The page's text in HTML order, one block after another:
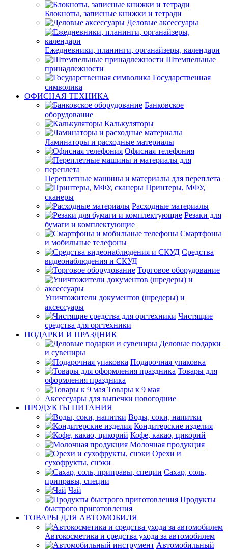
Блокноты, записные книжки и тетради
Деловые аксессуары
Ежедневники, планинги, органайзеры, календари
Штемпельные
принадлежности
Государственная
символика
ОФИСНАЯ ТЕХНИКА
Банковское
оборудование
Калькуляторы
Ламинаторы и расходные материалы
Офисная телефония
Переплетные машины и материалы для переплета
Принтеры, МФУ,
сканеры
Расходные материалы
Резаки для
бумаги и комплектующие
Смартфоны
и мобильные телефоны
Средства
видеонаблюдения и СКУД
Торговое оборудование
Уничтожители документов (шредеры) и
аксессуары
Чистящие
средства для оргтехники
ПОДАРКИ И ПРАЗДНИК
Деловые подарки
и сувениры
Подарочная упаковка
Товары для
оформления праздника
Товары к 9 мая
Аксессуары для выпечки новогодние
ПРОДУКТЫ ПИТАНИЯ
Воды, соки, напитки
Кондитерские изделия
Кофе, какао, цикорий
Молочная продукция
Орехи и
сухофрукты, снэки
Сахар, соль,
приправы, специи
Чай
Продукты
быстрого приготовления
ТОВАРЫ ДЛЯ АВТОМОБИЛЯ
Автокосметика и средства ухода за автомобилем
Автомобильный